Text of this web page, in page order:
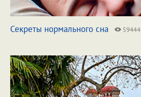
Секреты нормального сна 59444